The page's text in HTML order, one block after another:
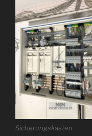
Sicherungskasten